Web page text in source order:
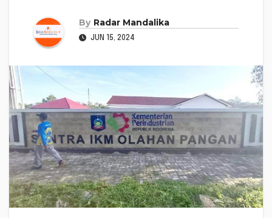
By Radar Mandalika
JUN 15, 2024